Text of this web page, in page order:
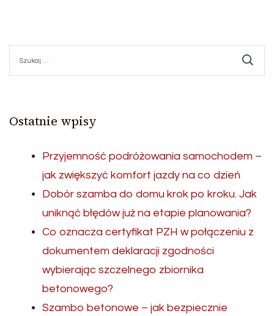
Ostatnie wpisy
Przyjemność podróżowania samochodem –
jak zwiększyć komfort jazdy na co dzień
Dobór szamba do domu krok po kroku. Jak
uniknąć błędów już na etapie planowania?
Co oznacza certyfikat PZH w połączeniu z
dokumentem deklaracji zgodności
wybierając szczelnego zbiornika
betonowego?
Szambo betonowe – jak bezpiecznie